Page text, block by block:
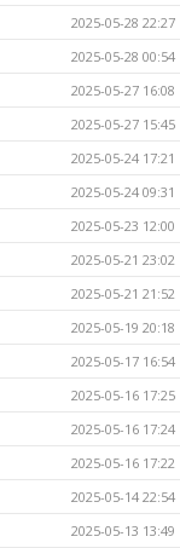
2025-05-28 22:27
2025-05-28 00:54
2025-05-27 16:08
2025-05-27 15:45
2025-05-24 17:21
2025-05-24 09:31
2025-05-23 12:00
2025-05-21 23:02
2025-05-21 21:52
2025-05-19 20:18
2025-05-17 16:54
2025-05-16 17:25
2025-05-16 17:24
2025-05-16 17:22
2025-05-14 22:54
2025-05-13 13:49